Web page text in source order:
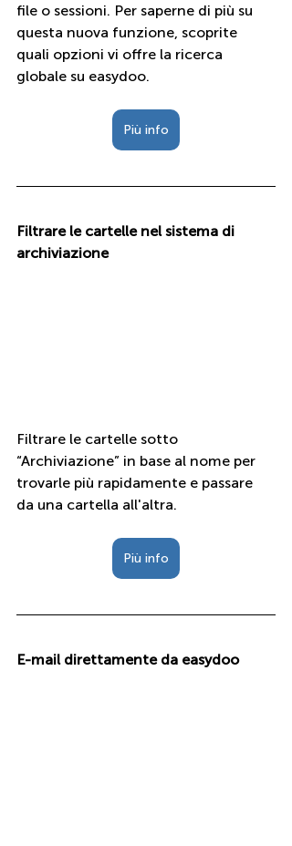
file o sessioni. Per saperne di più su
questa nuova funzione, scoprite
quali opzioni vi offre la ricerca
globale su easydoo.
Più info
Filtrare le cartelle nel sistema di
archiviazione
Filtrare le cartelle sotto
“Archiviazione” in base al nome per
trovarle più rapidamente e passare
da una cartella all'altra.
Più info
E-mail direttamente da easydoo